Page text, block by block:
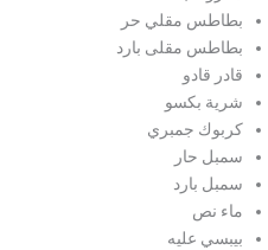
بطاطس مقلي حر
بطاطس مقلی بارد
قادر قادو
شرية بكسو
كربوك جمبري
سمبل حار
سمبل بارد
ماء نص
بيبسي عليه